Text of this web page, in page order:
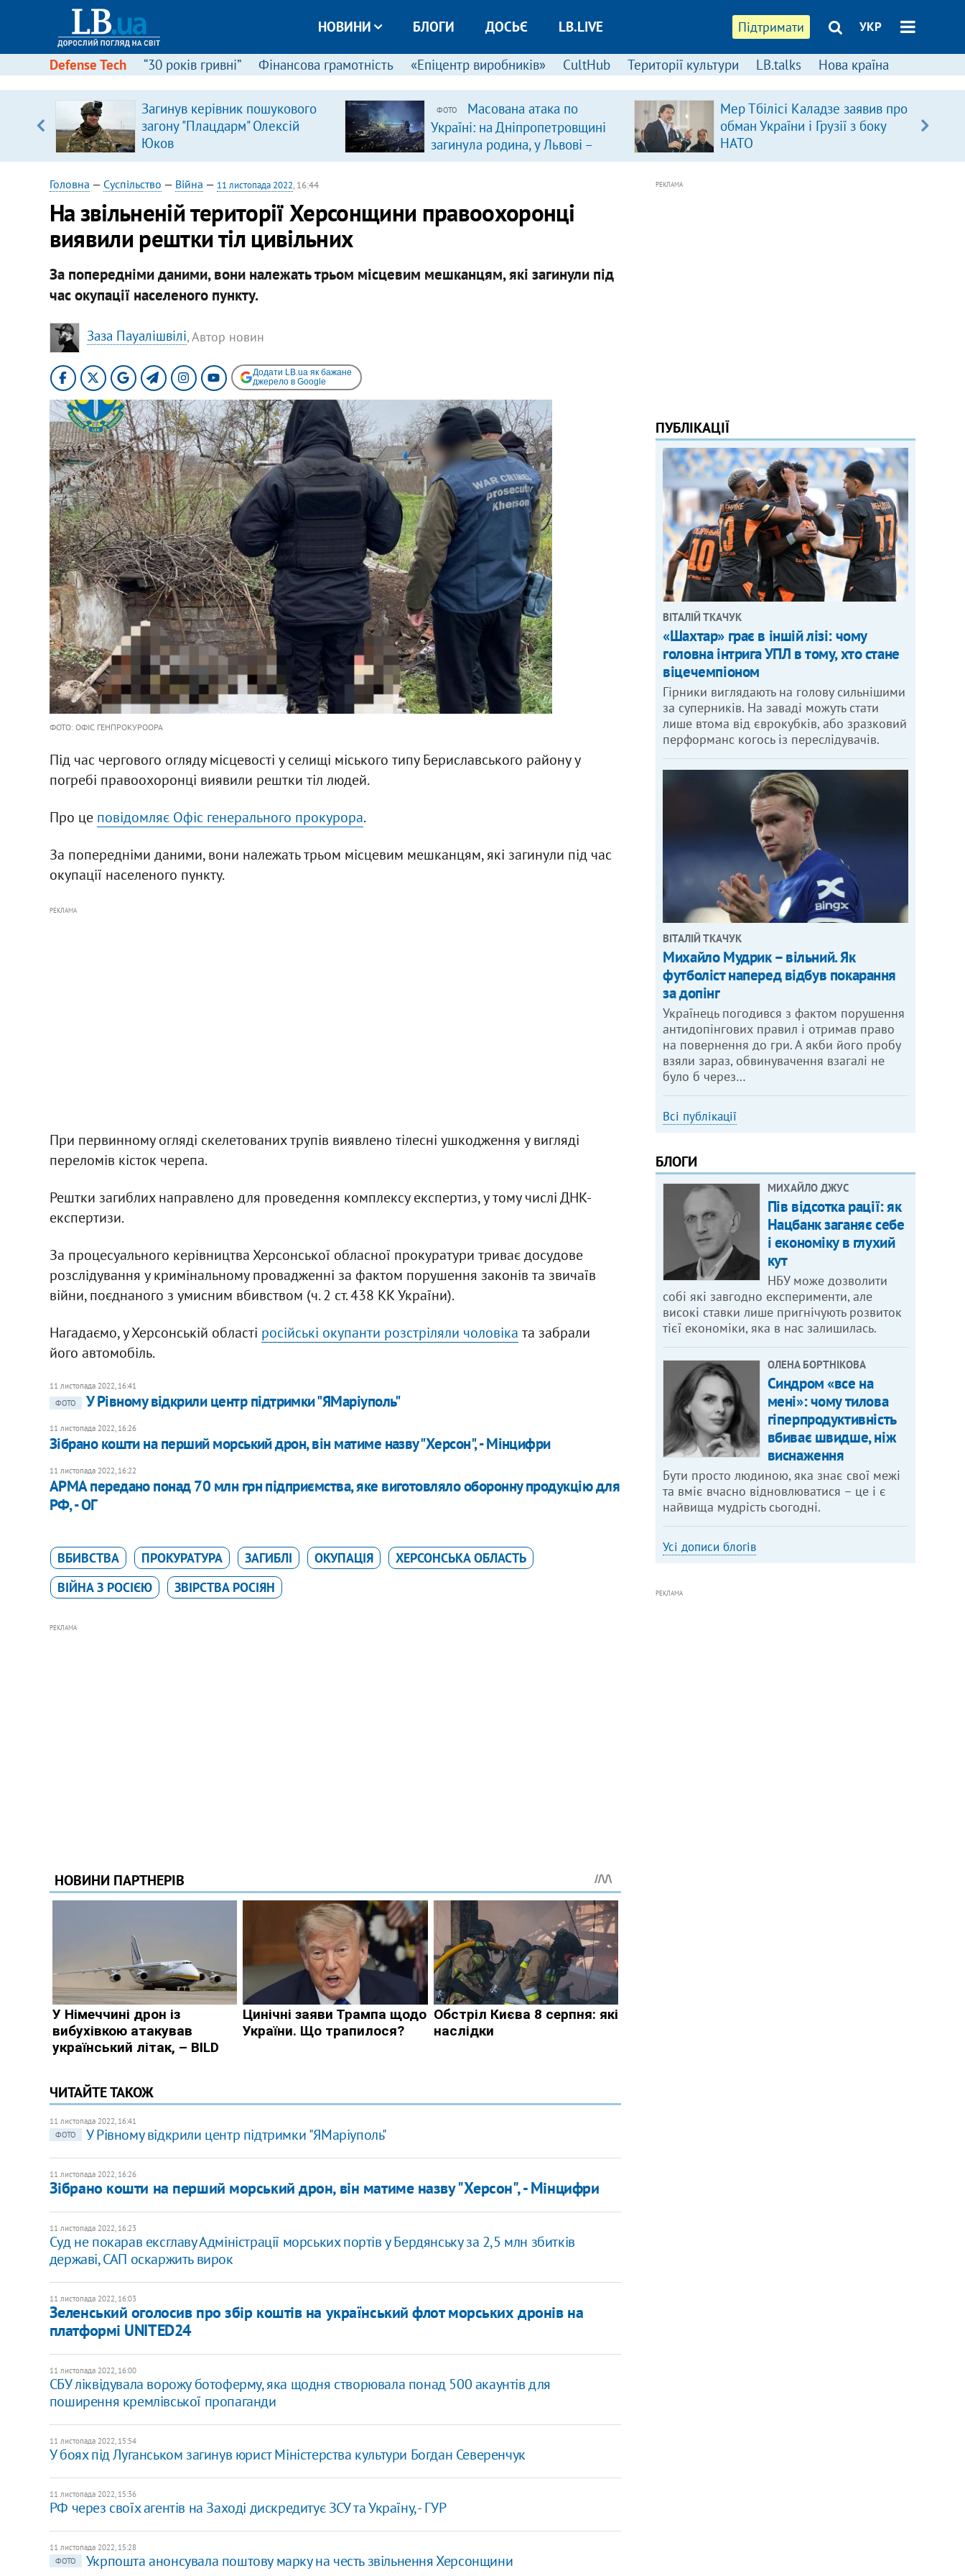
Підтримати УКР
НОВИНИ БЛОГИ ДОСЬЄ LB.LIVE
Defense Tech “30 років гривні” Фінансова грамотність «Епіцентр виробників» CultHub Території культури LB.talks Нова країна
Загинув керівник пошукового
загону "Плацдарм" Олексій
Юков
ФОТО
Масована атака по
Україні: на Дніпропетровщині
загинула родина, у Львові –
удар по багатоповерхівках
Мер Тбілісі Каладзе заявив про
обман України і Грузії з боку
НАТО
Головна — Суспільство — Війна — 11 листопада 2022, 16:44
На звільненій території Херсонщини правоохоронці
виявили рештки тіл цивільних
За попередніми даними, вони належать трьом місцевим мешканцям, які загинули під
час окупації населеного пункту.
Заза Пауалішвілі, Автор новин
Додати LB.ua як бажане
джерело в Google
ФОТО: ОФІС ГЕНПРОКУРООРА
Під час чергового огляду місцевості у селищі міського типу Бериславського району у
погребі правоохоронці виявили рештки тіл людей.
Про це повідомляє Офіс генерального прокурора.
За попередніми даними, вони належать трьом місцевим мешканцям, які загинули під час
окупації населеного пункту.
РЕКЛАМА
При первинному огляді скелетованих трупів виявлено тілесні ушкодження у вигляді
переломів кісток черепа.
Рештки загиблих направлено для проведення комплексу експертиз, у тому числі ДНК-
експертизи.
За процесуального керівництва Херсонської обласної прокуратури триває досудове
розслідування у кримінальному провадженні за фактом порушення законів та звичаїв
війни, поєднаного з умисним вбивством (ч. 2 ст. 438 КК України).
Нагадаємо, у Херсонській області російські окупанти розстріляли чоловіка та забрали
його автомобіль.
11 листопада 2022, 16:41
ФОТО
У Рівному відкрили центр підтримки "ЯМаріуполь"
11 листопада 2022, 16:26
Зібрано кошти на перший морський дрон, він матиме назву "Херсон", - Мінцифри
11 листопада 2022, 16:22
АРМА передано понад 70 млн грн підприємства, яке виготовляло оборонну продукцію для
РФ, - ОГ
ВБИВСТВА ПРОКУРАТУРА ЗАГИБЛІ ОКУПАЦІЯ
ХЕРСОНСЬКА ОБЛАСТЬ
ВІЙНА З РОСІЄЮ
ЗВІРСТВА РОСІЯН
РЕКЛАМА
ЧИТАЙТЕ ТАКОЖ
11 листопада 2022, 16:41
ФОТО
У Рівному відкрили центр підтримки "ЯМаріуполь"
11 листопада 2022, 16:26
Зібрано кошти на перший морський дрон, він матиме назву "Херсон", - Мінцифри
11 листопада 2022, 16:23
​Суд не покарав ексглаву Адміністрації морських портів у Бердянську за 2,5 млн збитків
державі, САП оскаржить вирок
11 листопада 2022, 16:03
​Зеленський оголосив про збір коштів на український флот морських дронів на
платформі UNITED24
11 листопада 2022, 16:00
СБУ ліквідувала ворожу ботоферму, яка щодня створювала понад 500 акаунтів для
поширення кремлівської пропаганди
11 листопада 2022, 15:54
У боях під Луганськом ​загинув юрист Міністерства культури Богдан Северенчук
11 листопада 2022, 15:36
РФ через своїх агентів на Заході дискредитує ЗСУ та Україну, - ГУР
11 листопада 2022, 15:28
ФОТО
Укрпошта анонсувала поштову марку на честь звільнення Херсонщини
РЕКЛАМА
ПУБЛІКАЦІЇ
ВІТАЛІЙ ТКАЧУК
«Шахтар» грає в іншій лізі: чому
головна інтрига УПЛ в тому, хто стане
віцечемпіоном
Гірники виглядають на голову сильнішими
за суперників. На заваді можуть стати
лише втома від єврокубків, або зразковий
перформанс когось із переслідувачів.
ВІТАЛІЙ ТКАЧУК
Михайло Мудрик – вільний. Як
футболіст наперед відбув покарання
за допінг
Українець погодився з фактом порушення
антидопінгових правил і отримав право
на повернення до гри. А якби його пробу
взяли зараз, обвинувачення взагалі не
було б через…
Всі публікації
БЛОГИ
МИХАЙЛО ДЖУС
Пів відсотка рації: як
Нацбанк заганяє себе
і економіку в глухий
кут
НБУ може дозволити
собі які завгодно експерименти, але
високі ставки лише пригнічують розвиток
тієї економіки, яка в нас залишилась.
ОЛЕНА БОРТНІКОВА
Синдром «все на
мені»: чому тилова
гіперпродуктивність
вбиває швидше, ніж
виснаження
Бути просто людиною, яка знає свої межі
та вміє вчасно відновлюватися – це і є
найвища мудрість сьогодні.
Усі дописи блогів
РЕКЛАМА